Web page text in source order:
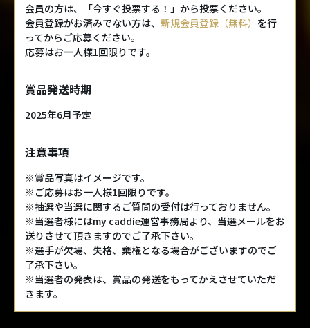
会員の方は、「今すぐ投票する！」から投票ください。
会員登録がお済みでない方は、 新規会員登録（無料） を行
ってからご応募ください。
応募はお一人様1回限りです。
賞品発送時期
2025年6月予定
注意事項
※賞品写真はイメージです。
※ご応募はお一人様1回限りです。
※抽選や当選に関するご質問の受付は行っておりません。
※当選者様にはmy caddie運営事務局より、当選メールをお
送りさせて頂きますのでご了承下さい。
※選手が欠場、失格、棄権となる場合がございますのでご
了承下さい。
※当選者の発表は、賞品の発送をもってかえさせていただ
きます。